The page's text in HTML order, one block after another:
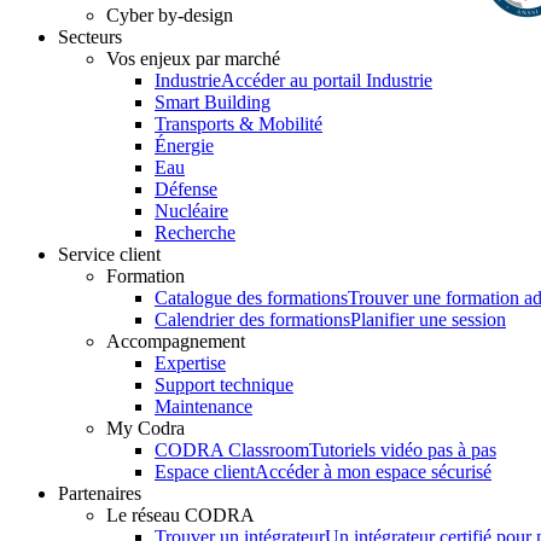
Cyber by-design
Secteurs
Vos enjeux par marché
IndustrieAccéder au portail Industrie
Smart Building
Transports & Mobilité
Énergie
Eau
Défense
Nucléaire
Recherche
Service client
Formation
Catalogue des formationsTrouver une formation
Calendrier des formationsPlanifier une session
Accompagnement
Expertise
Support technique
Maintenance
My Codra
CODRA ClassroomTutoriels vidéo pas à pas
Espace clientAccéder à mon espace sécurisé
Partenaires
Le réseau CODRA